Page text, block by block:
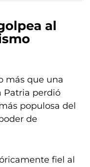
al
más que una
Patria perdió
populosa del
de
fiel al